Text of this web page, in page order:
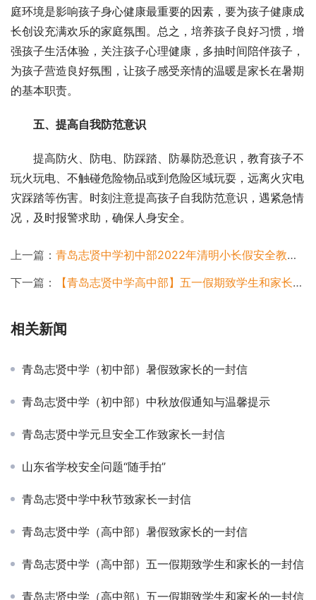
庭环境是影响孩子身心健康最重要的因素，要为孩子健康成
长创设充满欢乐的家庭氛围。总之，培养孩子良好习惯，增
强孩子生活体验，关注孩子心理健康，多抽时间陪伴孩子，
为孩子营造良好氛围，让孩子感受亲情的温暖是家长在暑期
的基本职责。
五、提高自我防范意识
提高防火、防电、防踩踏、防暴防恐意识，教育孩子不
玩火玩电、不触碰危险物品或到危险区域玩耍，远离火灾电
灾踩踏等伤害。时刻注意提高孩子自我防范意识，遇紧急情
况，及时报警求助，确保人身安全。
上一篇： 青岛志贤中学初中部2022年清明小长假安全教育告家长书
下一篇：
【青岛志贤中学高中部】五一假期致学生和家长的一封信
相关新闻
青岛志贤中学（初中部）暑假致家长的一封信
青岛志贤中学（初中部）中秋放假通知与温馨提示
青岛志贤中学元旦安全工作致家长一封信
山东省学校安全问题“随手拍”
青岛志贤中学中秋节致家长一封信
青岛志贤中学（高中部）暑假致家长的一封信
青岛志贤中学（高中部）五一假期致学生和家长的一封信
青岛志贤中学（高中部）五一假期致学生和家长的一封信